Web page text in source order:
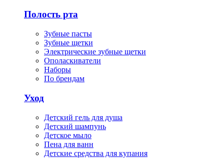
Полость рта
Зубные пасты
Зубные щетки
Электрические зубные щетки
Ополаскиватели
Наборы
По брендам
Уход
Детский гель для душа
Детский шампунь
Детское мыло
Пена для ванн
Детские средства для купания